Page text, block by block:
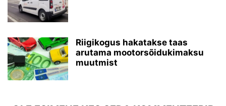
Riigikogus hakatakse taas
arutama mootorsõidukimaksu
muutmist